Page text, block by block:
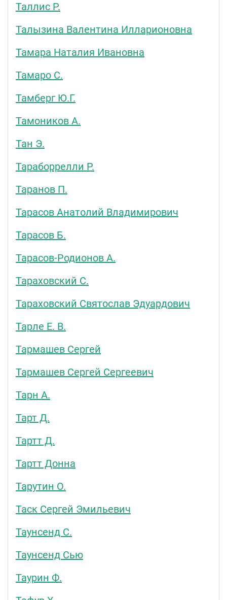
Таллис Р.
Талызина Валентина Илларионовна
Тамара Наталия Ивановна
Тамаро С.
Тамберг Ю.Г.
Тамоников А.
Тан Э.
Тараборрелли Р.
Таранов П.
Тарасов Анатолий Владимирович
Тарасов Б.
Тарасов-Родионов А.
Тараховский С.
Тараховский Святослав Эдуардович
Тарле Е. В.
Тармашев Сергей
Тармашев Сергей Сергеевич
Тарн А.
Тарт Д.
Тартт Д.
Тартт Донна
Тарутин О.
Таск Сергей Эмильевич
Таунсенд С.
Таунсенд Сью
Таурин Ф.